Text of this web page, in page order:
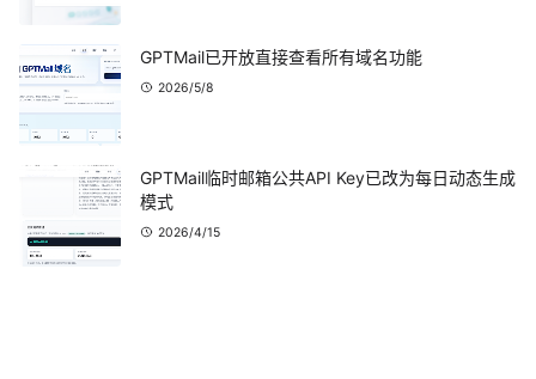
GPTMail已开放直接查看所有域名功能
2026/5/8
GPTMail临时邮箱公共API Key已改为每日动态生成
模式
2026/4/15